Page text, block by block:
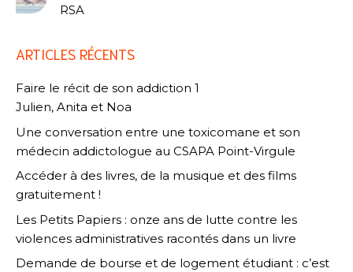
RSA
ARTICLES RÉCENTS
Faire le récit de son addiction 1
Julien, Anita et Noa
Une conversation entre une toxicomane et son
médecin addictologue au CSAPA Point-Virgule
Accéder à des livres, de la musique et des films
gratuitement !
Les Petits Papiers : onze ans de lutte contre les
violences administratives racontés dans un livre
Demande de bourse et de logement étudiant : c’est